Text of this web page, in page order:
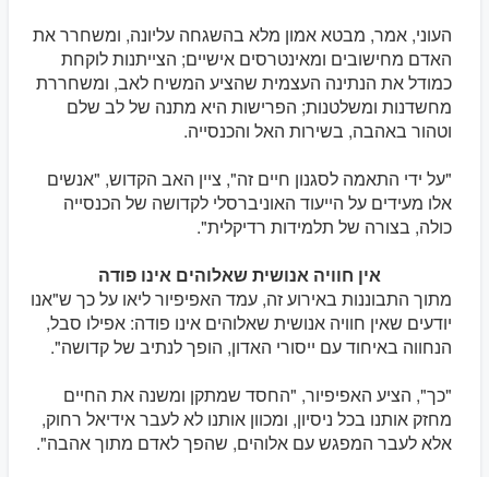
העוני, אמר, מבטא אמון מלא בהשגחה עליונה, ומשחרר את
האדם מחישובים ומאינטרסים אישיים; הצייתנות לוקחת
כמודל את הנתינה העצמית שהציע המשיח לאב, ומשחררת
מחשדנות ומשלטנות; הפרישות היא מתנה של לב שלם
וטהור באהבה, בשירות האל והכנסייה.
"על ידי התאמה לסגנון חיים זה", ציין האב הקדוש, "אנשים
אלו מעידים על הייעוד האוניברסלי לקדושה של הכנסייה
כולה, בצורה של תלמידות רדיקלית".
אין חוויה אנושית שאלוהים אינו פודה
מתוך התבוננות באירוע זה, עמד האפיפיור ליאו על כך ש"אנו
יודעים שאין חוויה אנושית שאלוהים אינו פודה: אפילו סבל,
הנחווה באיחוד עם ייסורי האדון, הופך לנתיב של קדושה".
"כך", הציע האפיפיור, "החסד שמתקן ומשנה את החיים
מחזק אותנו בכל ניסיון, ומכוון אותנו לא לעבר אידיאל רחוק,
אלא לעבר המפגש עם אלוהים, שהפך לאדם מתוך אהבה".